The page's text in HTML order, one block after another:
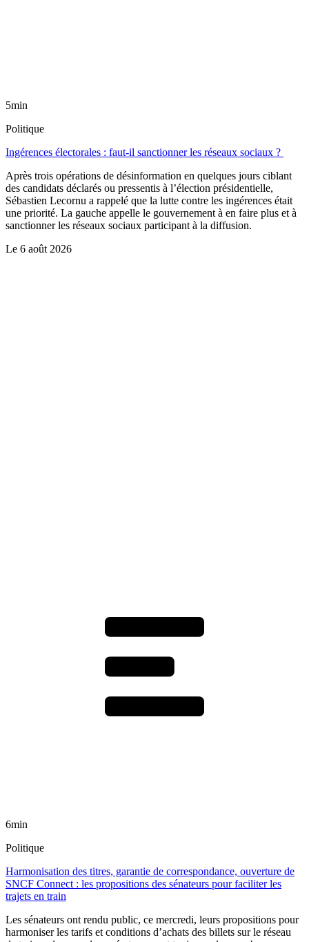
5min
Politique
Ingérences électorales : faut-il sanctionner les réseaux sociaux ?
Après trois opérations de désinformation en quelques jours ciblant
des candidats déclarés ou pressentis à l’élection présidentielle,
Sébastien Lecornu a rappelé que la lutte contre les ingérences était
une priorité. La gauche appelle le gouvernement à en faire plus et à
sanctionner les réseaux sociaux participant à la diffusion.
Le 6 août 2026
6min
Politique
Harmonisation des titres, garantie de correspondance, ouverture de
SNCF Connect : les propositions des sénateurs pour faciliter les
trajets en train
Les sénateurs ont rendu public, ce mercredi, leurs propositions pour
harmoniser les tarifs et conditions d’achats des billets sur le réseau